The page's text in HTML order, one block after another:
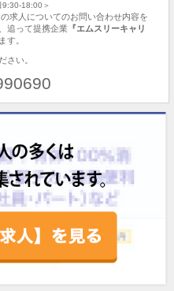
9:30-18:00＞
求人についてのお問い合わせ内容を
追って提携企業 『エムスリーキャリ
す。
さい。